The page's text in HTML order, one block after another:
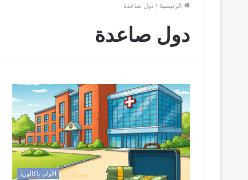
الرئيسية / دول صاعدة
دول صاعدة
الأولى باكالوريا